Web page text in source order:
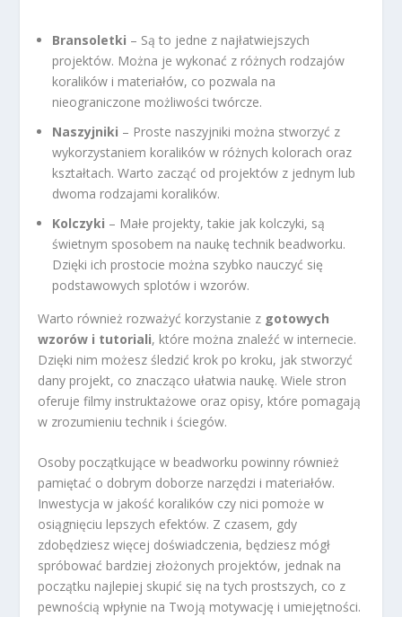
Bransoletki – Są to jedne z najłatwiejszych
projektów. Można je wykonać z różnych rodzajów
koralików i materiałów, co pozwala na
nieograniczone możliwości twórcze.
Naszyjniki – Proste naszyjniki można stworzyć z
wykorzystaniem koralików w różnych kolorach oraz
kształtach. Warto zacząć od projektów z jednym lub
dwoma rodzajami koralików.
Kolczyki – Małe projekty, takie jak kolczyki, są
świetnym sposobem na naukę technik beadworku.
Dzięki ich prostocie można szybko nauczyć się
podstawowych splotów i wzorów.
Warto również rozważyć korzystanie z gotowych
wzorów i tutoriali, które można znaleźć w internecie.
Dzięki nim możesz śledzić krok po kroku, jak stworzyć
dany projekt, co znacząco ułatwia naukę. Wiele stron
oferuje filmy instruktażowe oraz opisy, które pomagają
w zrozumieniu technik i ściegów.
Osoby początkujące w beadworku powinny również
pamiętać o dobrym doborze narzędzi i materiałów.
Inwestycja w jakość koralików czy nici pomoże w
osiągnięciu lepszych efektów. Z czasem, gdy
zdobędziesz więcej doświadczenia, będziesz mógł
spróbować bardziej złożonych projektów, jednak na
początku najlepiej skupić się na tych prostszych, co z
pewnością wpłynie na Twoją motywację i umiejętności.